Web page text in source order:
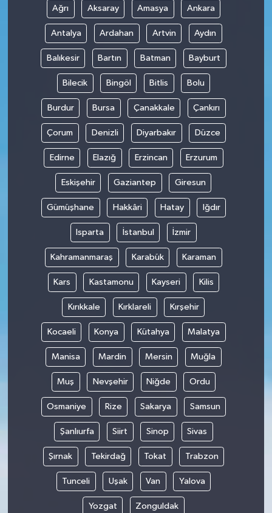
Ağrı Aksaray Amasya Ankara
Antalya Ardahan Artvin Aydın
Balıkesir Bartın Batman Bayburt
Bilecik Bingöl Bitlis Bolu
Burdur Bursa Çanakkale Çankırı
Çorum Denizli Diyarbakır Düzce
Edirne Elazığ Erzincan Erzurum
Eskişehir Gaziantep Giresun
Gümüşhane Hakkâri Hatay Iğdır
Isparta İstanbul İzmir
Kahramanmaraş Karabük Karaman
Kars Kastamonu Kayseri Kilis
Kırıkkale Kırklareli Kırşehir
Kocaeli Konya Kütahya Malatya
Manisa Mardin Mersin Muğla
Muş Nevşehir Niğde Ordu
Osmaniye Rize Sakarya Samsun
Şanlıurfa Siirt Sinop Sivas
Şırnak Tekirdağ Tokat Trabzon
Tunceli Uşak Van Yalova
Yozgat Zonguldak